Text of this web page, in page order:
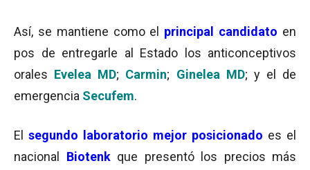
Así, se mantiene como el principal candidato en
pos de entregarle al Estado los anticonceptivos
orales Evelea MD; Carmin; Ginelea MD; y el de
emergencia Secufem.
El segundo laboratorio mejor posicionado es el
nacional Biotenk que presentó los precios más